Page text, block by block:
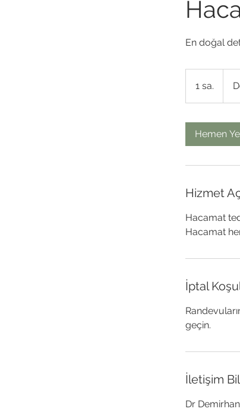
En doğal
1 sa.
s
Hemen
Hizmet
Hacamat
Hacamat
İptal
İletişim
Dr